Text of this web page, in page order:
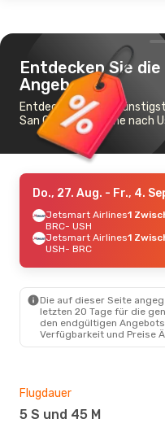
Entdecken Sie
Angebote
Entdecken Sie die
San Carlos Bariloche nach
Do., 27. Aug. - Fr., 4.
Jetsmart Airlines1
BRC- USH
Jetsmart Airlines1
USH- BRC
Die auf dieser Seite
letzten 20 Tage für die
den endgültigen
Verfügbarkeit und Preise
Flugdauer
5 S und 45 M